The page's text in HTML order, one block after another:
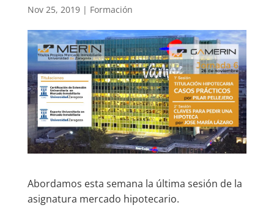
Nov 25, 2019| Formación
Abordamos esta semana la última sesión de la
asignatura mercado hipotecario.